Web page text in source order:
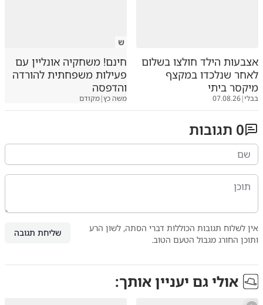
אצבעות הילד חולצו בשלום
לאחר שנלכדו במקצף
מיקסר ביתי
בבלי|
07.08.26
ש
חינם! משחקיה אונליין עם
פעילות משפחתית להורדה
והדפסה
משה כץ|מקודם
0 תגובות
אין לשלוח תגובות הכוללות דברי הסתה, לשון הרע
ותוכן החורג מגבול הטעם הטוב.
שליחת תגובה
אולי גם יעניין אותך: